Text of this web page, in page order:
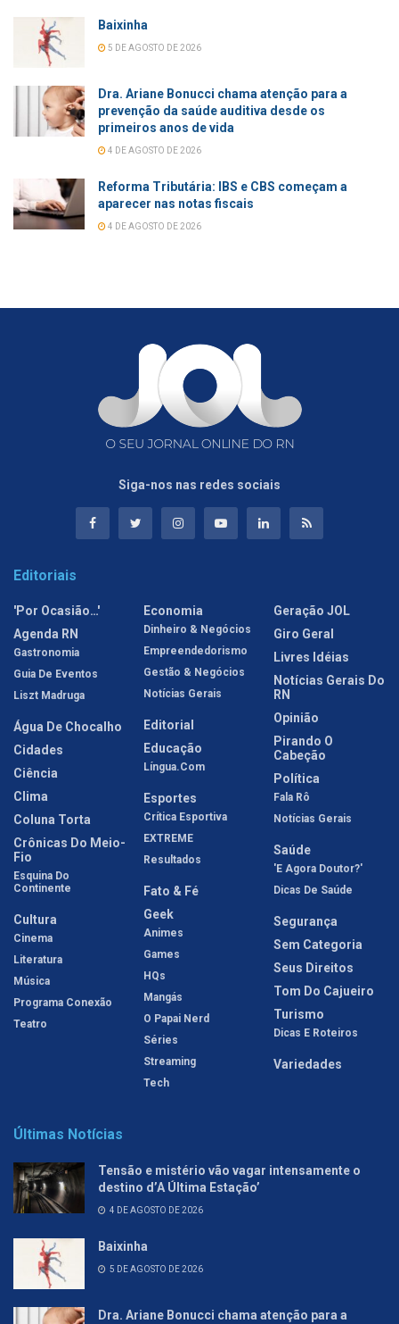
Baixinha
5 DE AGOSTO DE 2026
Dra. Ariane Bonucci chama atenção para a
prevenção da saúde auditiva desde os
primeiros anos de vida
4 DE AGOSTO DE 2026
Reforma Tributária: IBS e CBS começam a
aparecer nas notas fiscais
4 DE AGOSTO DE 2026
Siga-nos nas redes sociais
Editoriais
'Por Ocasião…'
Agenda RN
Gastronomia
Guia De Eventos
Liszt Madruga
Água De Chocalho
Cidades
Ciência
Clima
Coluna Torta
Crônicas Do Meio-
Fio
Esquina Do
Continente
Cultura
Cinema
Literatura
Música
Programa Conexão
Teatro
Economia
Dinheiro & Negócios
Empreendedorismo
Gestão & Negócios
Notícias Gerais
Editorial
Educação
Língua.com
Esportes
Crítica Esportiva
EXTREME
Resultados
Fato & Fé
Geek
Animes
Games
HQs
Mangás
O Papai Nerd
Séries
Streaming
Tech
Geração JOL
Giro Geral
Livres Idéias
Notícias Gerais Do
RN
Opinião
Pirando O
Cabeção
Política
Fala Rô
Notícias Gerais
Saúde
'E Agora Doutor?'
Dicas De Saúde
Segurança
Sem Categoria
Seus Direitos
Tom Do Cajueiro
Turismo
Dicas E Roteiros
Variedades
Últimas Notícias
Tensão e mistério vão vagar intensamente o
destino d’A Última Estação’
4 DE AGOSTO DE 2026
Baixinha
5 DE AGOSTO DE 2026
Dra. Ariane Bonucci chama atenção para a